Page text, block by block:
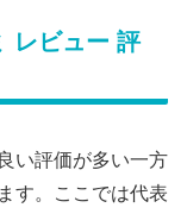
レビュー 評
い評価が多い一方
す。ここでは代表